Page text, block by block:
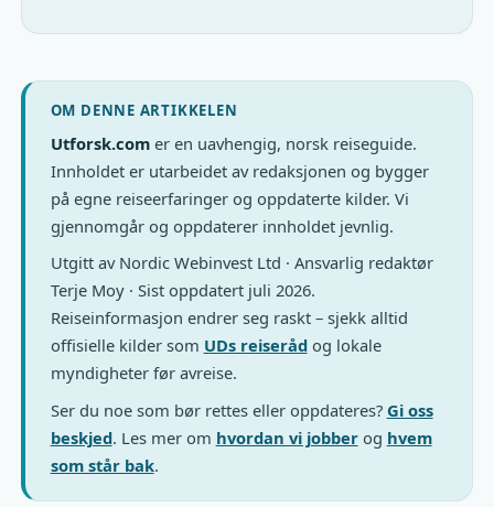
OM DENNE ARTIKKELEN
Utforsk.comer en uavhengig, norsk reiseguide.
Innholdet er utarbeidet av redaksjonen og bygger
på egne reiseerfaringer og oppdaterte kilder. Vi
gjennomgår og oppdaterer innholdet jevnlig.
Utgitt av Nordic Webinvest Ltd · Ansvarlig redaktør
Terje Moy · Sist oppdatert juli 2026.
Reiseinformasjon endrer seg raskt – sjekk alltid
offisielle kilder som UDs reiserådog lokale
myndigheter før avreise.
Ser du noe som bør rettes eller oppdateres? Gi oss
beskjed. Les mer om hvordan vi jobberog hvem
som står bak.